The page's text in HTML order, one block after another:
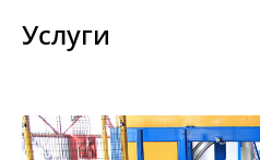
Услуги